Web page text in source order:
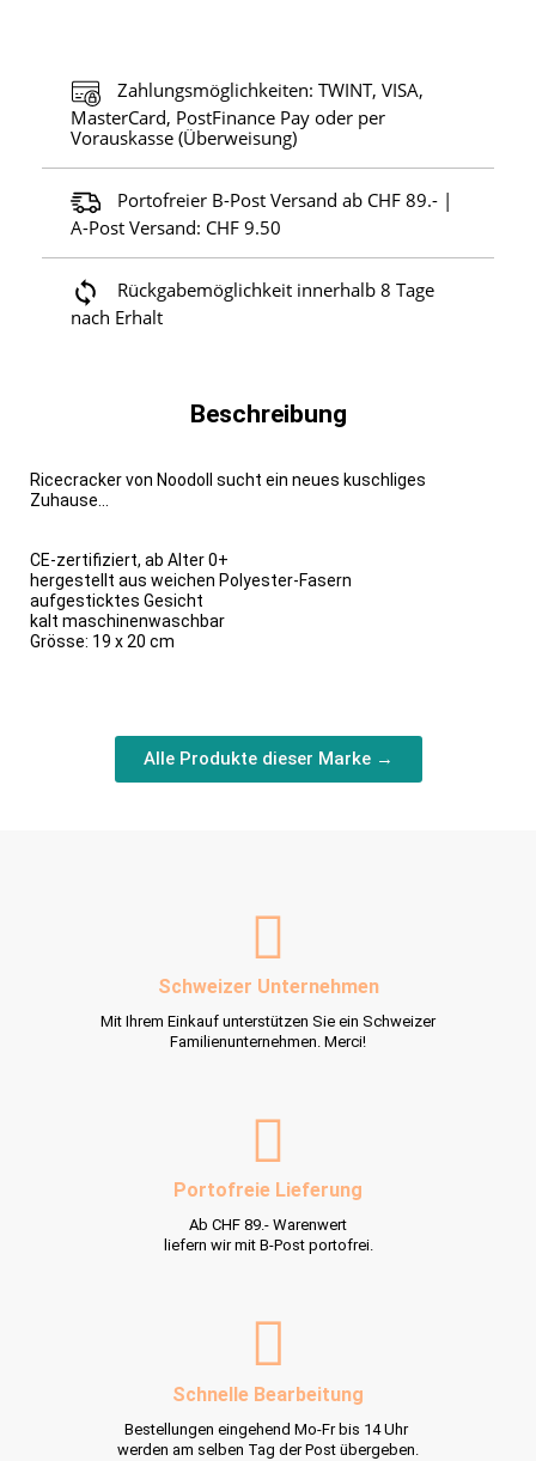
Zahlungsmöglichkeiten: TWINT, VISA,
MasterCard, PostFinance Pay oder per
Vorauskasse (Überweisung)
Portofreier B-Post Versand ab CHF 89.- |
A-Post Versand: CHF 9.50
Rückgabemöglichkeit innerhalb 8 Tage
nach Erhalt
Beschreibung
Ricecracker von Noodoll sucht ein neues kuschliges
Zuhause...
CE-zertifiziert, ab Alter 0+
hergestellt aus weichen Polyester-Fasern
aufgesticktes Gesicht
kalt maschinenwaschbar
Grösse: 19 x 20 cm
Alle Produkte dieser Marke →
Schweizer Unternehmen
Mit Ihrem Einkauf unterstützen Sie ein Schweizer
Familienunternehmen. Merci!
Portofreie Lieferung
Ab CHF 89.- Warenwert
liefern wir mit B-Post portofrei.
Schnelle Bearbeitung
Bestellungen eingehend Mo-Fr bis 14 Uhr
werden am selben Tag der Post übergeben.